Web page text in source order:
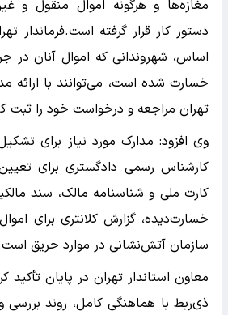
مغازه‌ها و هرگونه اموال منقول و
دستور کار قرار گرفته است.فرماندار
اساس، شهروندانی که اموال آنان در
خسارت شده است، می‌توانند با ارائه
تهران مراجعه و درخواست خود را ثبت
وی افزود: مدارک مورد نیاز برای
کارشناس رسمی دادگستری برای
کارت ملی و شناسنامه مالک، سند
خسارت‌دیده، گزارش کلانتری برای
سازمان آتش‌نشانی در موارد حریق
معاون استاندار تهران در پایان تأکید
ذی‌ربط با هماهنگی کامل، روند بررسی